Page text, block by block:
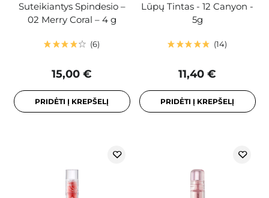
Suteikiantys Spindesio –
02 Merry Coral – 4 g
6
15,00 €
PRIDĖTI Į KREPŠELĮ
Lūpų Tintas - 12 Canyon -
5g
14
11,40 €
PRIDĖTI Į KREPŠELĮ